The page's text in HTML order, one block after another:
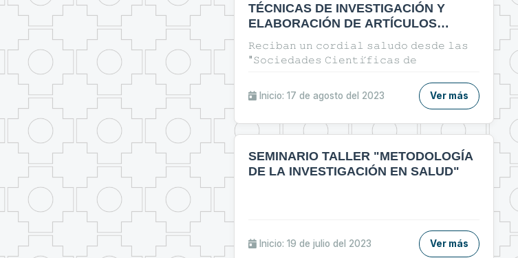
TÉCNICAS DE INVESTIGACIÓN Y
ELABORACIÓN DE ARTÍCULOS
CIENTÍFICOS EN EL ÁREA DE LA
SALUD
𝚁𝚎𝚌𝚒𝚋𝚊𝚗 𝚞𝚗 𝚌𝚘𝚛𝚍𝚒𝚊𝚕 𝚜𝚊𝚕𝚞𝚍𝚘 𝚍𝚎𝚜𝚍𝚎 𝚕𝚊𝚜
"𝚂𝚘𝚌𝚒𝚎𝚍𝚊𝚍𝚎𝚜 𝙲𝚒𝚎𝚗𝚝𝚒́𝚏𝚒𝚌𝚊𝚜 𝚍𝚎
𝚎𝚜𝚝𝚊 𝚘𝚙𝚘𝚛𝚝𝚞𝚗𝚒𝚍𝚊𝚍 𝚕𝚎𝚜 𝚒𝚗𝚟𝚒𝚝𝚊𝚖𝚘𝚜 𝚊
𝚙𝚊𝚛𝚝𝚒𝚌𝚒𝚙𝚊𝚛 𝚍𝚎𝚕 𝚌𝚞𝚛𝚜𝚘: 🔰"ᴛᴇ́ᴄɴɪᴄᴀs ᴅᴇ
ᴄɪᴇɴᴛɪ́ғɪᴄᴏs ᴇɴ ᴇʟ ᴀ́ʀᴇᴀ ᴅᴇ ʟᴀ sᴀʟᴜᴅ"🔰
Inicio: 17 de agosto del 2023 Ver más
SEMINARIO TALLER "METODOLOGÍA
DE LA INVESTIGACIÓN EN SALUD"
Inicio: 19 de julio del 2023 Ver más